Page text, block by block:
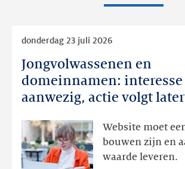
Jongvolwassenen en
domeinnamen: interesse
aanwezig, actie volgt later
donderdag 23 juli 2026
Website moet
bouwen zijn en
waarde leveren.
Jongvolwassenen
aanwezig,
actie
volgt
later